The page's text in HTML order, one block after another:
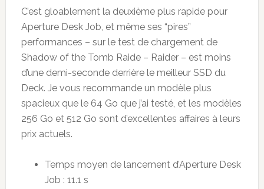
C’est gloablement la deuxième plus rapide pour
Aperture Desk Job, et même ses “pires”
performances – sur le test de chargement de
Shadow of the Tomb Raide – Raider – est moins
d’une demi-seconde derrière le meilleur SSD du
Deck. Je vous recommande un modèle plus
spacieux que le 64 Go que j’ai testé, et les modèles
256 Go et 512 Go sont d’excellentes affaires à leurs
prix actuels.
Temps moyen de lancement d’Aperture Desk
Job : 11.1 s